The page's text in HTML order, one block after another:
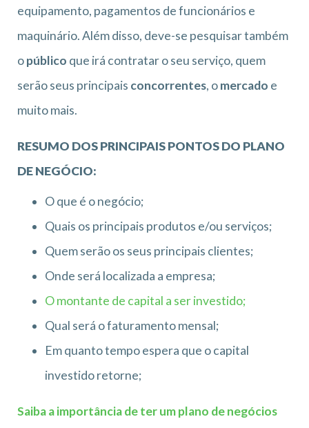
equipamento, pagamentos de funcionários e
maquinário. Além disso, deve-se pesquisar também
opúblico que irá contratar o seu serviço, quem
serão seus principais concorrentes, omercado e
muito mais.
RESUMO DOS PRINCIPAIS PONTOS DO PLANO
DE NEGÓCIO:
O que é o negócio;
Quais os principais produtos e/ou serviços;
Quem serão os seus principais clientes;
Onde será localizada a empresa;
O montante de capital a ser investido;
Qual será o faturamento mensal;
Em quanto tempo espera que o capital
investido retorne;
Saiba a importância de ter um plano de negócios